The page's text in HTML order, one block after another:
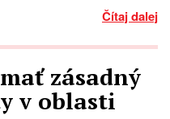
Čítaj dalej
zásadný
v oblasti